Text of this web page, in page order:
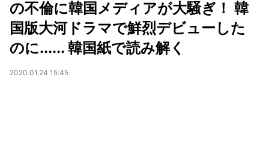
の不倫に韓国メディアが大騒ぎ！ 韓
国版大河ドラマで鮮烈デビューした
のに...... 韓国紙で読み解く
2020.01.24 15:45